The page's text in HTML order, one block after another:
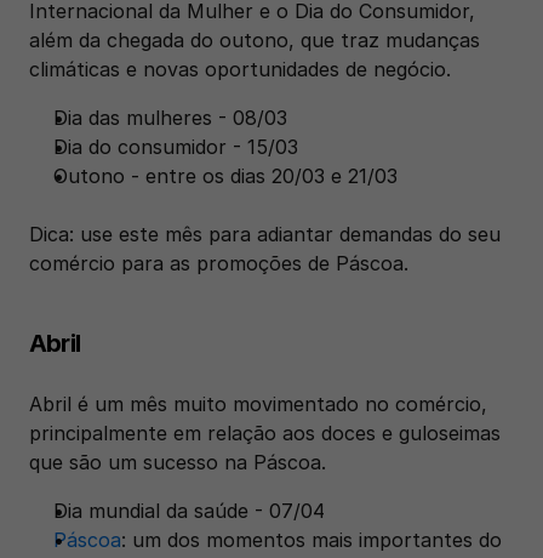
Internacional da Mulher e o Dia do Consumidor,
além da chegada do outono, que traz mudanças
climáticas e novas oportunidades de negócio.
Dia das mulheres - 08/03
Dia do consumidor - 15/03
Outono - entre os dias 20/03 e 21/03
Dica: use este mês para adiantar demandas do seu
comércio para as promoções de Páscoa.
Abril
Abril é um mês muito movimentado no comércio,
principalmente em relação aos doces e guloseimas
que são um sucesso na Páscoa.
Dia mundial da saúde - 07/04
Páscoa: um dos momentos mais importantes do